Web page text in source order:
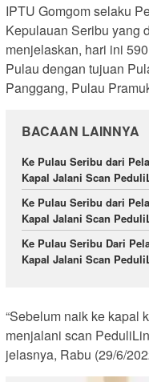
IPTU Gomgom selaku
Kepulauan Seribu yang
menjelaskan, hari ini
Pulau dengan tujuan
Panggang, Pulau
BACAAN LAINNYA
Ke Pulau Seribu dari
Kapal Jalani Scan
Ke Pulau Seribu dari
Kapal Jalani Scan
Ke Pulau Seribu Dari
Kapal Jalani Scan
“Sebelum naik ke kapal
menjalani scan
jelasnya, Rabu (29/6/